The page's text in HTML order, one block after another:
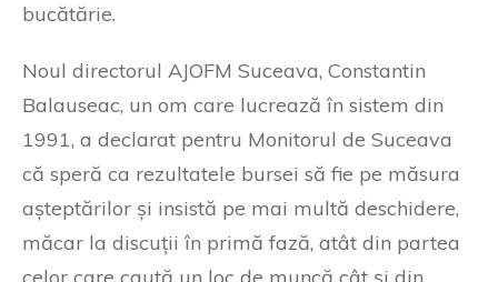
bucătărie.
Noul directorul AJOFM Suceava, Constantin
Balauseac, un om care lucrează în sistem din
1991, a declarat pentru Monitorul de Suceava
că speră ca rezultatele bursei să fie pe măsura
așteptărilor și insistă pe mai multă deschidere,
măcar la discuții în primă fază, atât din partea